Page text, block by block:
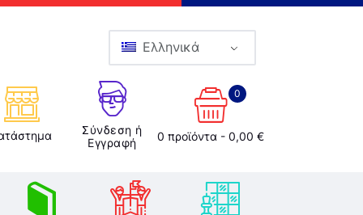
Ελληνικά
Σύνδεση ή
Εγγραφή
0 προϊόντα - 0,00 €
0